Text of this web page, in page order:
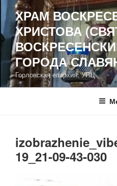
Перейти
содержимому
ХРАМ
ХРИСТОВА
ГОРОДА
Горловская епархия, УПЦ
19_21-09-43-030